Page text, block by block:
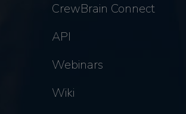
CrewBrain Connect
API
Webinars
Wiki